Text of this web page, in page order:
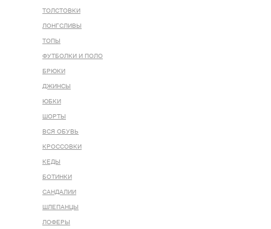
ТОЛСТОВКИ
ЛОНГСЛИВЫ
ТОПЫ
ФУТБОЛКИ И ПОЛО
БРЮКИ
ДЖИНСЫ
ЮБКИ
ШОРТЫ
ВСЯ ОБУВЬ
КРОССОВКИ
КЕДЫ
БОТИНКИ
САНДАЛИИ
ШЛЕПАНЦЫ
ЛОФЕРЫ